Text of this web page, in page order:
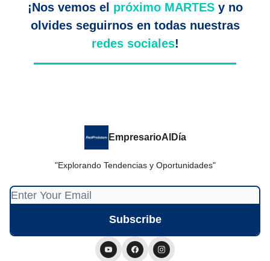
¡Nos vemos el próximo MARTES y no
olvides seguirnos en todas nuestras
redes sociales!
EmpresarioAlDía
"Explorando Tendencias y Oportunidades"